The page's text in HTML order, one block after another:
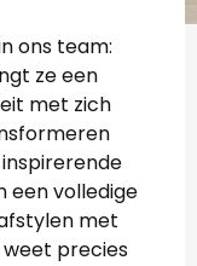
ons team:
ze een
met zich
een volledige
met
weet precies